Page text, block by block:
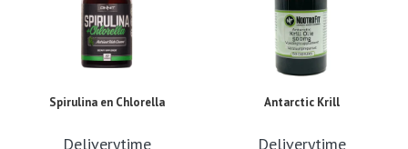
Spirulina en Chlorella
Deliverytime
Antarctic Krill
Deliverytime